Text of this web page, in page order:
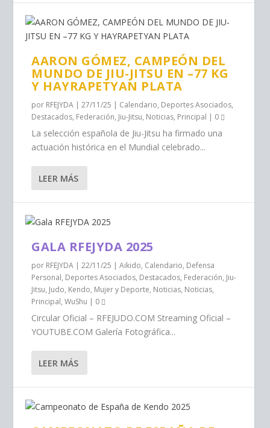
AARON GÓMEZ, CAMPEÓN DEL
MUNDO DE JIU-JITSU EN –77 KG
Y HAYRAPETYAN PLATA
por RFEJYDA |27/11/25 | Calendario, Deportes Asociados,
Destacados, Federación, Jiu-Jitsu, Noticias, Principal | 0
La selección española de Jiu-Jitsu ha firmado una
actuación histórica en el Mundial celebrado...
LEER MÁS
GALA RFEJYDA 2025
por RFEJYDA |22/11/25 |Aikido, Calendario, Defensa
Personal, Deportes Asociados, Destacados, Federación, Jiu-
Jitsu, Judo, Kendo, Mujer y Deporte, Noticias, Noticias,
Principal,WuShu | 0
Circular Oficial – RFEJUDO.COM Streaming Oficial –
YOUTUBE.COM Galería Fotográfica...
LEER MÁS